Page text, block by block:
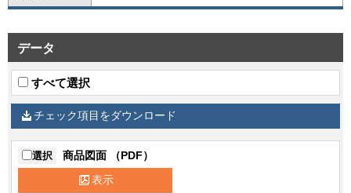
データ
すべて選択
チェック項目をダウンロード
選択 商品図面 （PDF）
表示